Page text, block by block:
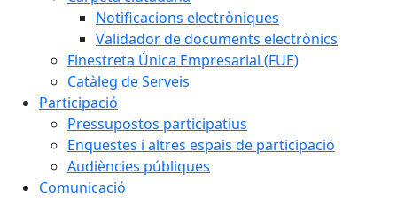
Notificacions electròniques
Validador de documents electrònics
Finestreta Única Empresarial (FUE)
Catàleg de Serveis
Participació
Pressupostos participatius
Enquestes i altres espais de participació
Audiències públiques
Comunicació